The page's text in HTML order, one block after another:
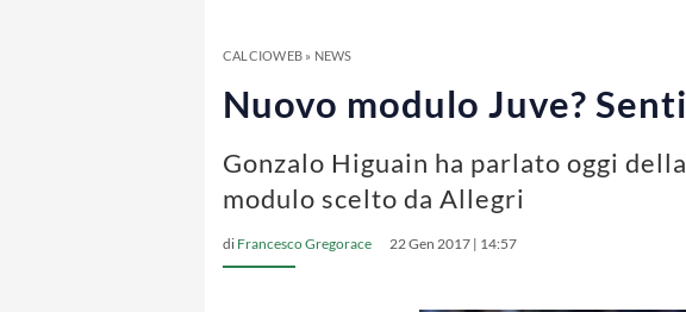
CALCIOWEB» NEWS
Nuovo modulo Juve?
Gonzalo Higuain ha parlato oggi
modulo scelto da Allegri
di Francesco Gregorace 22 Gen 2017 | 14:57